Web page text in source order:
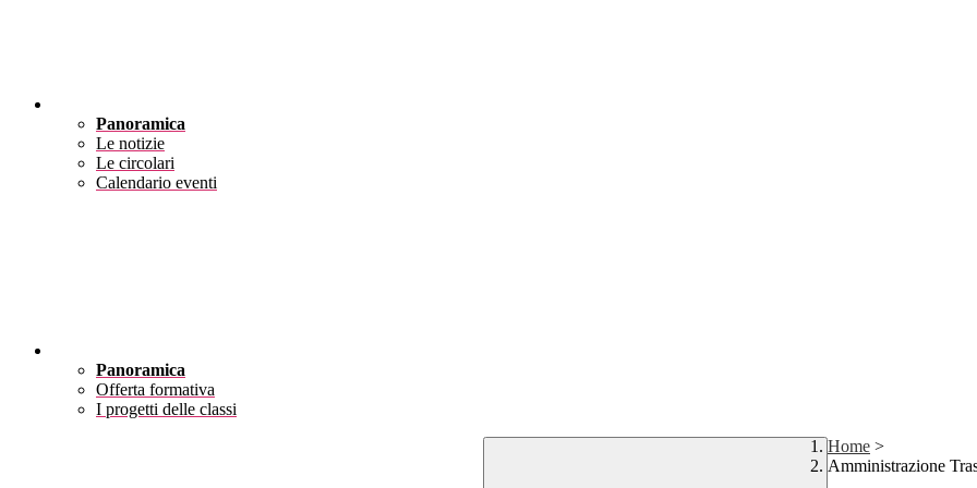
Panoramica
Le notizie
Le circolari
Calendario eventi
Panoramica
Offerta formativa
I progetti delle classi
Home >
Amministrazione